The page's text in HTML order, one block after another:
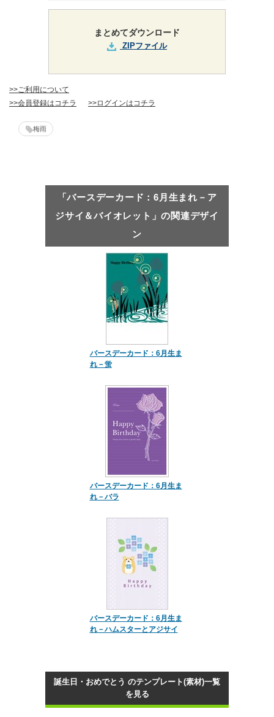
まとめてダウンロード
ZIPファイル
>>ご利用について
>>会員登録はコチラ
>>ログインはコチラ
梅雨
「バースデーカード：6月生まれ－ア
ジサイ＆バイオレット」の関連デザイ
ン
バースデーカード：6月生ま
れ－蛍
バースデーカード：6月生ま
れ－バラ
バースデーカード：6月生ま
れ－ハムスターとアジサイ
誕生日・おめでとう のテンプレート(素材)一覧
を見る